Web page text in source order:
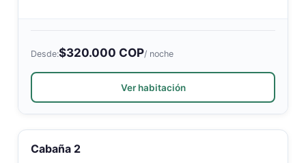
Desde:$320.000 COP/ noche
Ver habitación
Cabaña 2